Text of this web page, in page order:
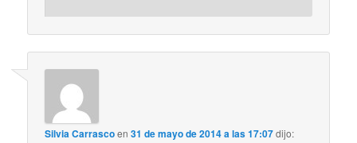
Silvia Carrascoen31 de mayo de 2014 a las 17:07dijo: